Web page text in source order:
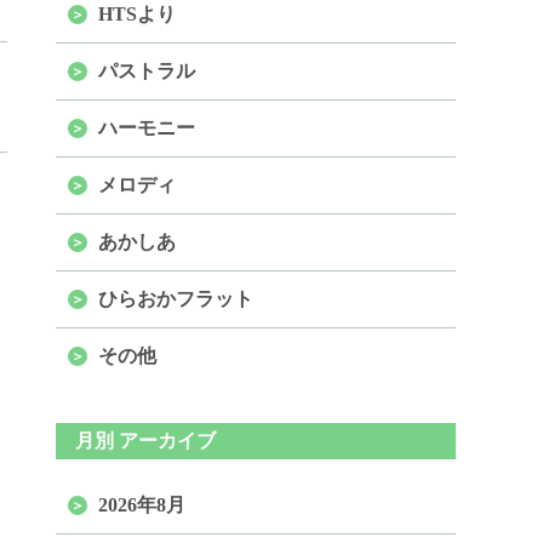
HTSより
パストラル
ハーモニー
メロディ
あかしあ
ひらおかフラット
その他
月別 アーカイブ
2026年8月